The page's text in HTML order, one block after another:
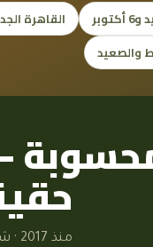
القاهرة
والصعيد
منذ 2017 · شريك Google معتمد · بالسعودية ومصر